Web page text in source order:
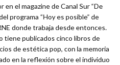
en el magazine de Canal Sur “De
programa “Hoy es posible” de
donde trabaja desde entonces.
tiene publicados cinco libros de
de estética pop, con la memoria
en la reflexión sobre el individuo